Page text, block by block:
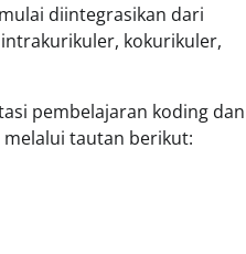
diintegrasikan dari
intrakurikuler, kokurikuler,
pembelajaran koding dan
melalui tautan berikut: